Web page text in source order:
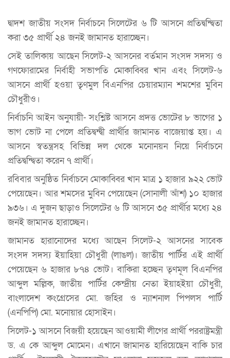
দ্বাদশ জাতীয় সংসদ নির্বাচনে সিলেটের ৬ টি আসনে প্রতিদ্বন্দ্বিতা
করা ৩৫ প্রার্থী ২৪ জনই জামানত হারাচ্ছেন।
সেই তালিকায় আছেন সিলেট-২ আসনের বর্তমান সংসদ সদস্য ও
গণফোরামের নির্বাহী সভাপতি মোকাব্বির খান এবং সিলেট-৬
আসনে প্রার্থী হওয়া তৃৃণমুল বিএনপির চেয়ারম্যান শমশের মুবিন
চৌধুরীও।
নির্বাচনি আইন অনুযায়ী- সংশ্লিষ্ট আসনে প্রদত্ত ভোটের ৮ ভাগের ১
ভাগ ভোট না পেলে প্রতিদ্বন্দ্বী প্রার্থীর জামানত বাজেয়াপ্ত হয়। এ
আসনে স্বতন্ত্রসহ বিভিন্ন দল থেকে মনোনয়ন নিয়ে নির্বাচনে
প্রতিদ্বন্দ্বিতা করেন ৭ প্রার্থী।
রবিবার অনুষ্ঠিত নির্বাচনে মোকাব্বির খান মাত্র ১ হাজার ৯২২ ভোট
পেয়েছেন। আর শমসের মুবিন পেয়েছেন (সোনালী আঁশ) ১০ হাজার
৯৩৬। এ দুজন ছাড়াও সিলেটের ৬ টি আসনে ৩৫ প্রার্থীর মধ্যে ২৪
জনই জামানত হারাচ্ছেন।
জামানত হারানোদের মধ্যে আছেন সিলেট-২ আসনের সাবেক
সংসদ সদস্য ইয়াহিয়া চৌধুরী (লাঙল)। জাতীয় পার্টির এই প্রার্থী
পেয়েছেন ৬ হাজার ৮৭৪ ভোট। বাকিরা হচ্ছেন তৃণমূল বিএনপির
আব্দুল মল্লিক, জাতীয় পার্টির কেন্দ্রীয় নেতা ইয়াহইয়া চৌধুরী,
বাংলাদেশ কংগ্রেসের মো. জহির ও ন্যাশনাল পিপলস পার্টি
(এনপিপি) মো. মনোয়ার হোসাইন।
সিলেট-১ আসনে বিজয়ী হয়েছেন আওয়ামী লীগের প্রার্থী পররাষ্ট্রমন্ত্রী
ড. এ কে আব্দুল মোমেন। এখানে জামানত হারিয়েছেন বাকি চার